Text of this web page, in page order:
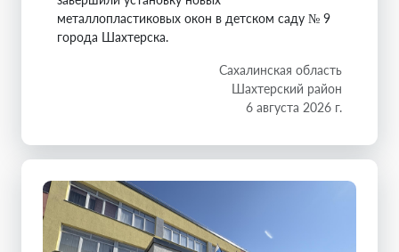
металлопластиковых окон в детском саду № 9
города Шахтерска.
Сахалинская область
Шахтерский район
6 августа 2026 г.